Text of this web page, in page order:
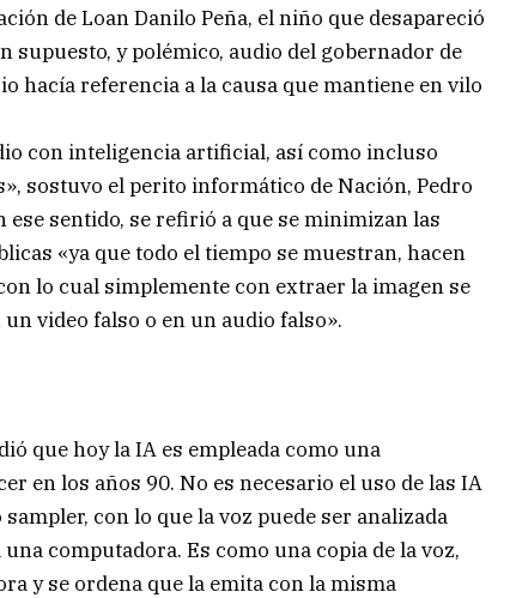
de Loan Danilo Peña, el niño que desapareció
supuesto, y polémico, audio del gobernador de
hacía referencia a la causa que mantiene en vilo
con inteligencia artificial, así como incluso
sostuvo el perito informático de Nación, Pedro
ese sentido, se refirió a que se minimizan las
«ya que todo el tiempo se muestran, hacen
lo cual simplemente con extraer la imagen se
video falso o en un audio falso».
que hoy la IA es empleada como una
en los años 90. No es necesario el uso de las IA
con lo que la voz puede ser analizada
computadora. Es como una copia de la voz,
y se ordena que la emita con la misma